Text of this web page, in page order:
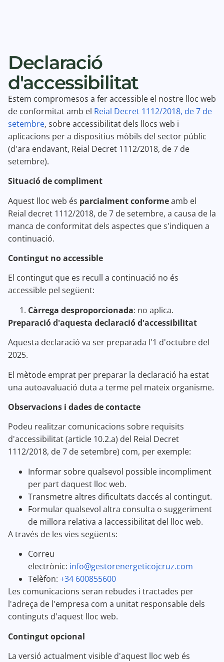
Declaració
d'accessibilitat
Estem compromesos a fer accessible el nostre lloc web
de conformitat amb el Reial Decret 1112/2018, de 7 de
setembre, sobre accessibilitat dels llocs web i
aplicacions per a dispositius mòbils del sector públic
(d'ara endavant, Reial Decret 1112/2018, de 7 de
setembre).
Situació de compliment
Aquest lloc web és parcialment conformeamb el
Reial decret 1112/2018, de 7 de setembre, a causa de la
manca de conformitat dels aspectes que s'indiquen a
continuació.
Contingut no accessible
El contingut que es recull a continuació no és
accessible pel següent:
Càrrega desproporcionada: no aplica.
Preparació d'aquesta declaració d'accessibilitat
Aquesta declaració va ser preparada l'1 d'octubre del
2025.
El mètode emprat per preparar la declaració ha estat
una autoavaluació duta a terme pel mateix organisme.
Observacions i dades de contacte
Podeu realitzar comunicacions sobre requisits
d'accessibilitat (article 10.2.a) del Reial Decret
1112/2018, de 7 de setembre) com, per exemple:
Informar sobre qualsevol possible incompliment
per part daquest lloc web.
Transmetre altres dificultats daccés al contingut.
Formular qualsevol altra consulta o suggeriment
de millora relativa a laccessibilitat del lloc web.
A través de les vies següents:
Correu
electrònic: info@gestorenergeticojcruz.com
Telèfon: +34 600855600
Les comunicacions seran rebudes i tractades per
l'adreça de l'empresa com a unitat responsable dels
continguts d'aquest lloc web.
Contingut opcional
La versió actualment visible d'aquest lloc web és